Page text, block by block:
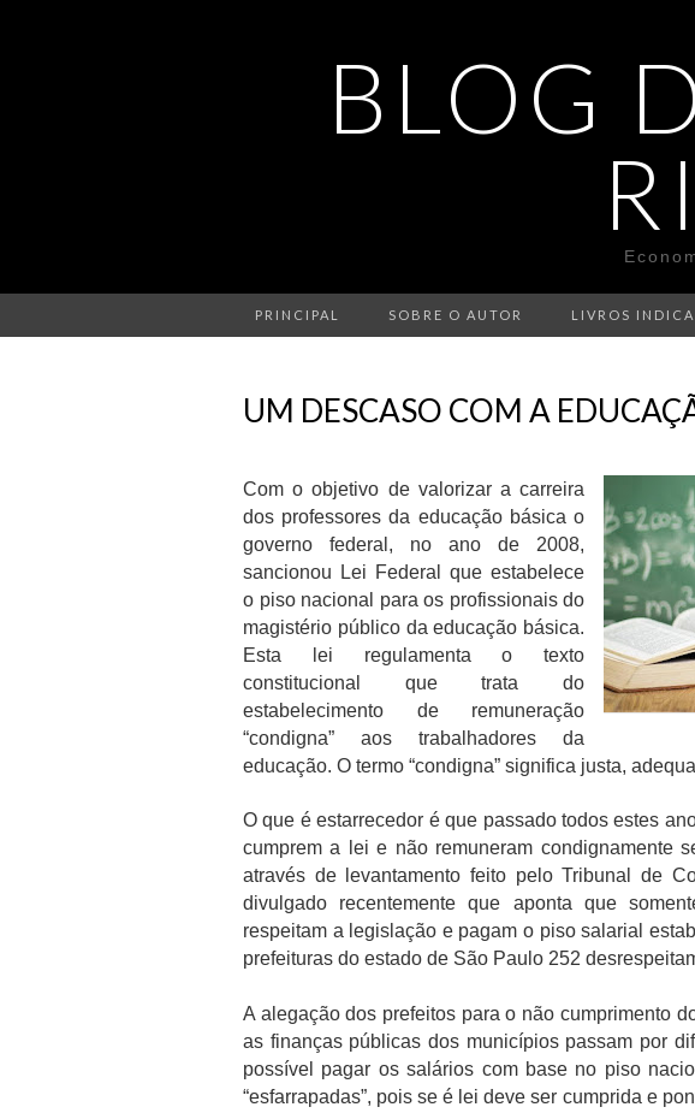
BLOG
PRINCIPAL SOBRE O AUTOR LIVROS
UM DESCASO COM A
Com o objetivo de valorizar a carreira
dos professores da educação básica o
governo federal, no ano de 2008,
sancionou Lei Federal que estabelece
o piso nacional para os profissionais do
magistério público da educação básica.
Esta lei regulamenta o texto
constitucional que trata do
estabelecimento de remuneração
“condigna” aos trabalhadores da
educação. O termo “condigna” significa justa,
O que é estarrecedor é que passado todos estes
cumprem a lei e não remuneram condignamente
através de levantamento feito pelo Tribunal de
divulgado recentemente que aponta que
respeitam a legislação e pagam o piso salarial
prefeituras do estado de São Paulo 252
A alegação dos prefeitos para o não cumprimento
as finanças públicas dos municípios passam por
possível pagar os salários com base no piso
“esfarrapadas”, pois se é lei deve ser cumprida e